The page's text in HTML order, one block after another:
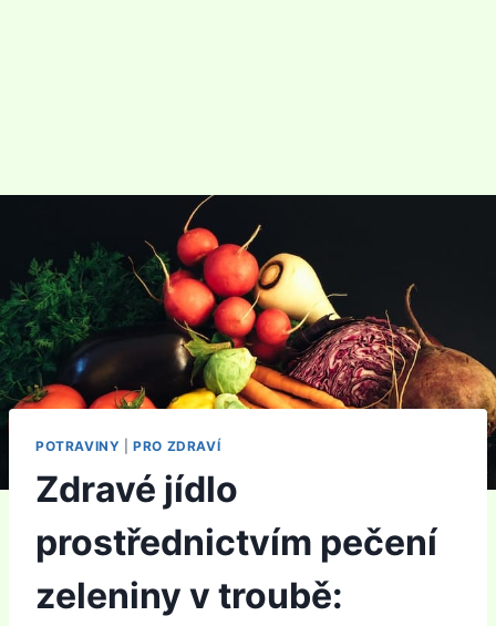
POTRAVINY |PRO ZDRAVÍ
Zdravé jídlo
prostřednictvím pečení
zeleniny v troubě: